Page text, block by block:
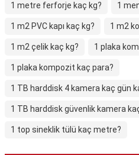
1 metre ferforje kaç kg? 1
1 m2 PVC kapı kaç kg? 1 m2
1 m2 çelik kaç kg? 1 plaka
1 plaka kompozit kaç para?
1 TB harddisk 4 kamera kaç gün
1 TB harddisk güvenlik kamera
1 top sineklik tülü kaç metre?